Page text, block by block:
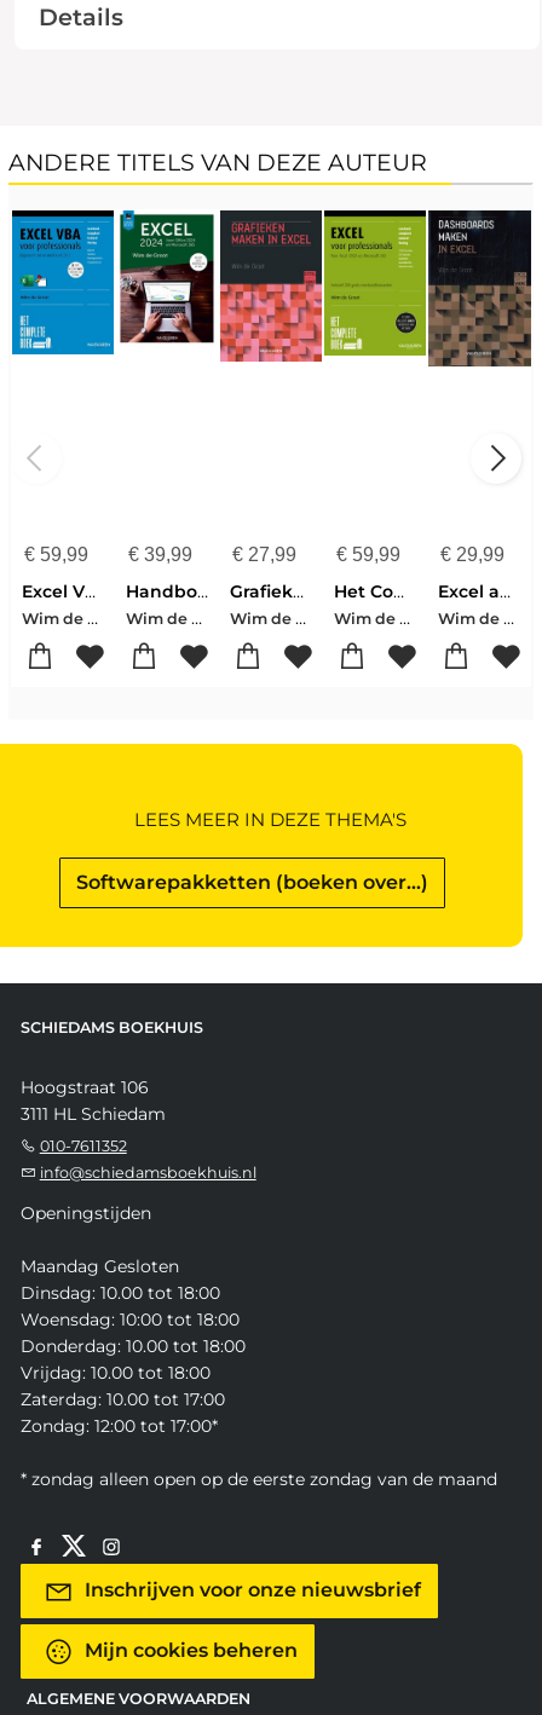
Details
ANDERE TITELS VAN DEZE AUTEUR
€59,99
Excel VBA voor professionals
Wim de Groot
€39,99
Handboek Excel 2024
Wim de Groot
€ 27,99
Grafieken maken in Excel
Wim de Groot
€ 59,99
Het Complete Boek Excel voor professionals
Wim de Groot
€ 29,99
Excel aan het werk: Dashboards maken
Wim de Groot
Softwarepakketten (boeken over...)
LEES MEER IN DEZE THEMA'S
SCHIEDAMS BOEKHUIS
Hoogstraat 106
3111 HL Schiedam
010-7611352
info@schiedamsboekhuis.nl
Openingstijden
Maandag Gesloten
Dinsdag: 10.00 tot 18:00
Woensdag: 10:00 tot 18:00
Donderdag: 10.00 tot 18:00
Vrijdag: 10.00 tot 18:00
Zaterdag: 10.00 tot 17:00
Zondag: 12:00 tot 17:00*
* zondag alleen open op de eerste zondag van de maand
Inschrijven voor onze nieuwsbrief
Mijn cookies beheren
ALGEMENE VOORWAARDEN